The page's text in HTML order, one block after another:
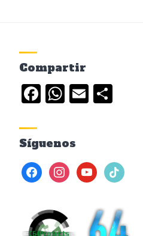
Compartir
Facebook
WhatsApp
Email
Síguenos
facebookinstagramyoutubetiktok